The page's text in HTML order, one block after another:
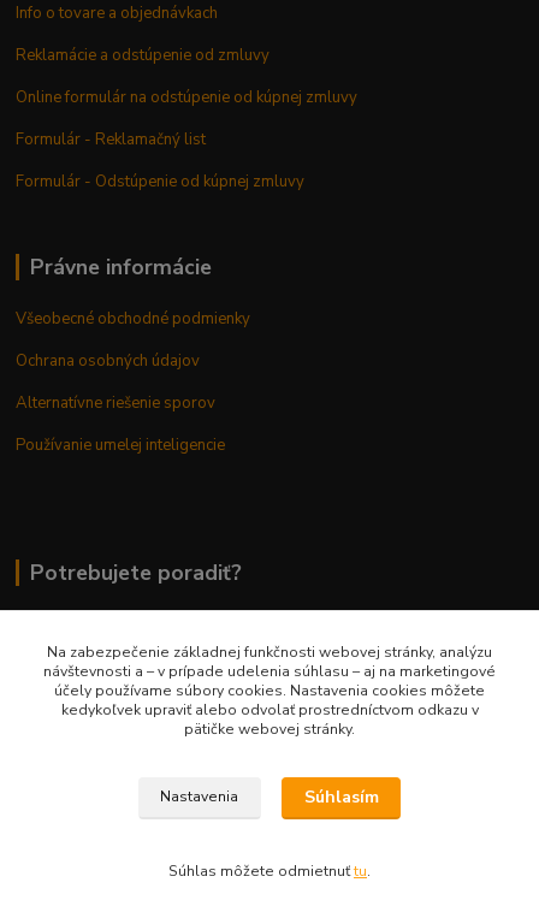
Info o tovare a objednávkach
Reklamácie a odstúpenie od zmluvy
Online formulár na odstúpenie od kúpnej zmluvy
Formulár - Reklamačný list
Formulár - Odstúpenie od kúpnej zmluvy
Právne informácie
Všeobecné obchodné podmienky
Ochrana osobných údajov
Alternatívne riešenie sporov
Používanie umelej inteligencie
Potrebujete poradiť?
0948 236 042
info@margaretkashop.sk
Na zabezpečenie základnej funkčnosti webovej stránky, analýzu
návštevnosti a – v prípade udelenia súhlasu – aj na marketingové
účely používame súbory cookies. Nastavenia cookies môžete
kedykoľvek upraviť alebo odvolať prostredníctvom odkazu v
pätičke webovej stránky.
Nastavenia Súhlasím
Súhlas môžete odmietnuťtu.